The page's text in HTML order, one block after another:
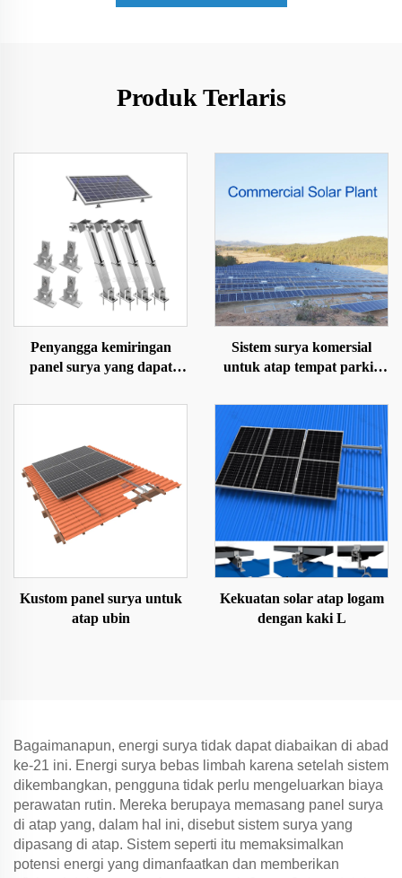
Produk Terlaris
Penyangga kemiringan
panel surya yang dapat
tanah/atap/pekarangan
Sistem surya komersial
untuk atap tempat parkir
Kustom panel surya untuk
atap ubin
Kekuatan solar atap logam
dengan kaki L
Bagaimanapun, energi surya tidak dapat diabaikan di abad
ke-21 ini. Energi surya bebas limbah karena setelah sistem
dikembangkan, pengguna tidak perlu mengeluarkan biaya
perawatan rutin. Mereka berupaya memasang panel surya
di atap yang, dalam hal ini, disebut sistem surya yang
dipasang di atap. Sistem seperti itu memaksimalkan
potensi energi yang dimanfaatkan dan memberikan